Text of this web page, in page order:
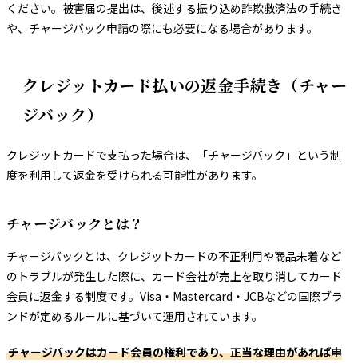
ください。被害届の提出は、後述する振り込め詐欺救済法の手続き
や、チャージバック申請の際にも必要になる場合があります。
クレジットカード払いの返金手続き（チャー
ジバック）
クレジットカードで支払った場合は、「チャージバック」という制
度を利用して返金を受けられる可能性があります。
チャージバックとは？
チャージバックとは、クレジットカードの不正利用や商品未着など
のトラブルが発生した際に、カード会社が売上を取り消してカード
会員に返金する制度です。Visa・Mastercard・JCBなどの国際ブラ
ンドが定めるルールに基づいて運用されています。
チャージバックはカード会員の権利であり、正当な理由があれば申